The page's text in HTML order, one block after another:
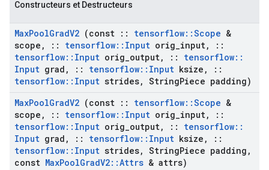
Constructeurs et Destructeurs
MaxPoolGradV2 (const :: tensorflow::Scope &
scope , :: tensorflow:: Input orig input,
::
tensorflow:: Input orig output, :: tensorflow::
Input grad , :: tensorflow:: Input ksize ,
::
tensorflow:: Input strides, StringPiece padding)
MaxPoolGradV2 (const :: tensorflow::Scope &
scope , :: tensorflow:: Input orig input,
::
tensorflow:: Input orig output, :: tensorflow::
Input grad , :: tensorflow:: Input ksize ,
::
tensorflow:: Input strides, StringPiece padding ,
const MaxPoolGradV2::Attrs & attrs)